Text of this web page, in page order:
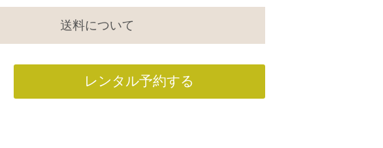
送料について
レンタル予約する